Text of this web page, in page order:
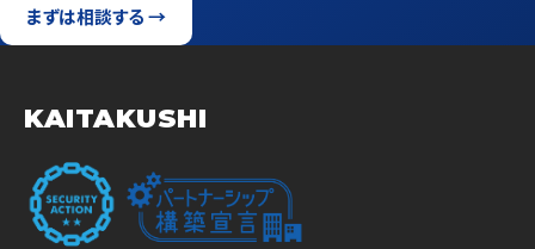
まずは相談する →
KAITAKUSHI